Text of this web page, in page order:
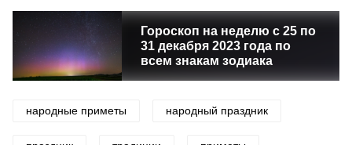
Гороскоп на неделю с 25 по
31 декабря 2023 года по
всем знакам зодиака
народные приметы народный праздник